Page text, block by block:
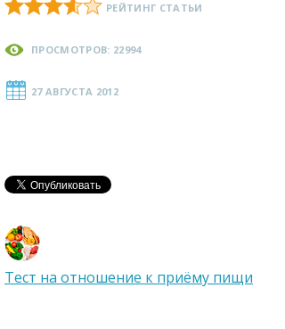
РЕЙТИНГ СТАТЬИ
ПРОСМОТРОВ: 22994
27 АВГУСТА 2012
Тест на отношение к приёму пищи